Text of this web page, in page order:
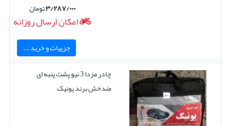
۳/۲۸۷/۰۰۰تومان
امکان ارسال روزانه
جزییات و خرید ...
چادر مزدا 3 نیو پشت پنبه ای
ضدخش برند یونیک